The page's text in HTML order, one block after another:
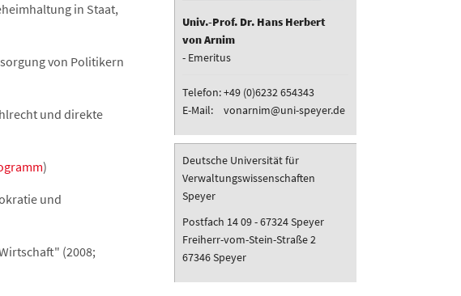
in Staat,
von Politikern
und direkte
)
und
(2008;
Univ.-Prof. Dr. Hans Herbert
von Arnim
- Emeritus
Telefon:+49 (0)6232 654343
E-Mail:
vonarnim@uni-speyer.de
Deutsche Universität für
Verwaltungswissenschaften
Speyer
Postfach 14 09 - 67324 Speyer
Freiherr-vom-Stein-Straße 2
67346 Speyer